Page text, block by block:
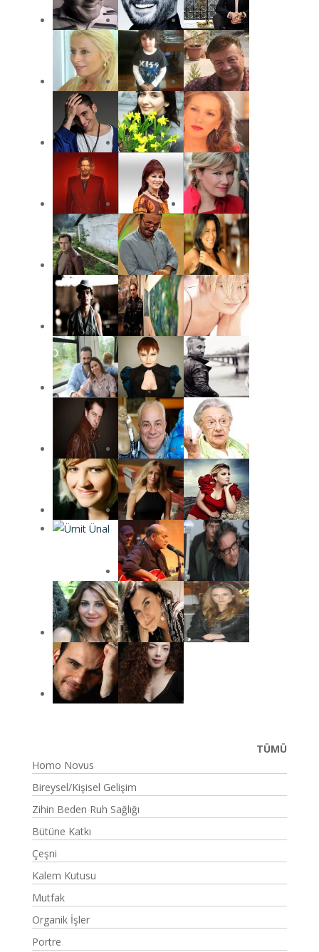
TÜMÜ
Homo Novus
Bireysel/Kişisel Gelişim
Zihin Beden Ruh Sağlığı
Bütüne Katkı
Çeşni
Kalem Kutusu
Mutfak
Organik İşler
Portre